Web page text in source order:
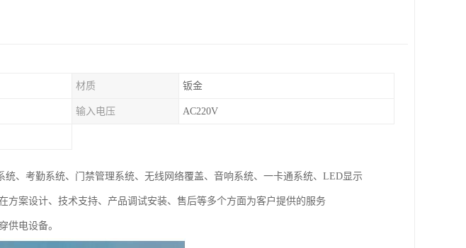
材质 钣金
输入电压 AC220V
、考勤系统、门禁管理系统、无线网络覆盖、音响系统、一卡通系统、LED显示
方案设计、技术支持、产品调试安装、售后等多个方面为客户提供的服务
供电设备。